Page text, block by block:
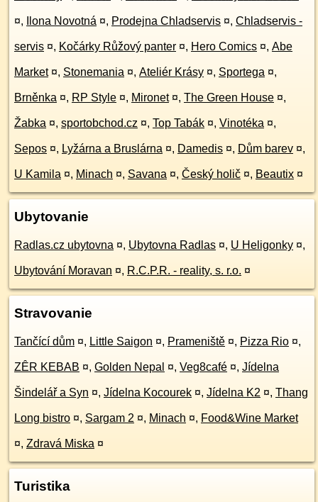
¤, Ilona Novotná ¤, Prodejna Chladservis ¤, Chladservis -
servis ¤, Kočárky Růžový panter ¤, Hero Comics ¤, Abe
Market ¤, Stonemania ¤, Ateliér Krásy ¤, Sportega ¤,
Brněnka ¤, RP Style ¤, Mironet ¤, The Green House ¤,
Žabka ¤, sportobchod.cz ¤, Top Tabák ¤, Vinotéka ¤,
Sepos ¤, Lyžárna a Bruslárna ¤, Damedis ¤, Dům barev ¤,
U Kamila ¤, Minach ¤, Savana ¤, Český holič ¤, Beautix ¤
Ubytovanie
Radlas.cz ubytovna ¤, Ubytovna Radlas ¤, U Heligonky ¤,
Ubytování Moravan ¤, R.C.P.R. - reality, s. r.o. ¤
Stravovanie
Tančící dům ¤, Little Saigon ¤, Prameniště ¤, Pizza Rio ¤,
ZÊR KEBAB ¤, Golden Nepal ¤, Veg8café ¤, Jídelna
Šindelář a Syn ¤, Jídelna Kocourek ¤, Jídelna K2 ¤, Thang
Long bistro ¤, Sargam 2 ¤, Minach ¤, Food&Wine Market
¤, Zdravá Miska ¤
Turistika